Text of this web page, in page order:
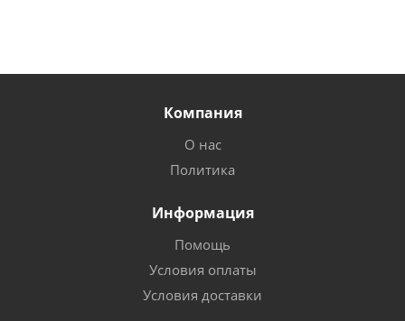
Компания
О нас
Политика
Информация
Помощь
Условия оплаты
Условия доставки